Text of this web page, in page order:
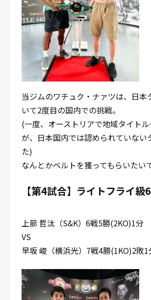
当ジムのワチュク・ナァツは、日本
いて2度目の国内での挑戦。
(一度、オーストリアで地域タイト
が、日本国内では認められていない
た)
なんとかベルトを獲ってもらいたい
【第4試合】ライトフライ級
上蔀 哲汰（S&K）6戦5勝(2KO)1分
VS
早坂 峻（横浜光）7戦4勝(1KO)2敗1